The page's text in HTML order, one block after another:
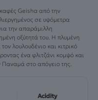
καφές Geisha από την
σε υψόμετρα
την απαράμιλλη
οξύτητά του. Η πλυμένη
λουλουδένιο και κιτρικό
ένα φλιτζάνι κομψό και
Παναμά στο απόγειο της.
Acidity